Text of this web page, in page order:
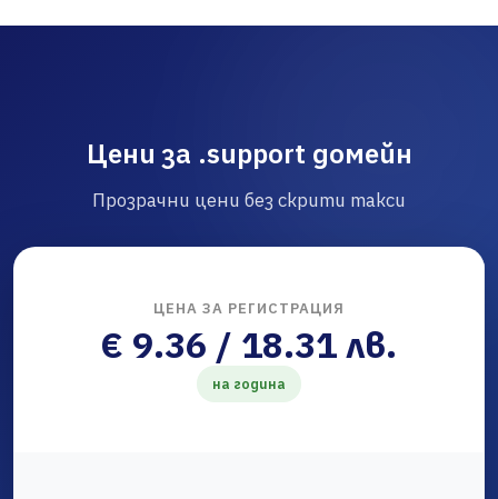
Цени за .support домейн
Прозрачни цени без скрити такси
ЦЕНА ЗА РЕГИСТРАЦИЯ
€ 9.36 / 18.31 лв.
на година